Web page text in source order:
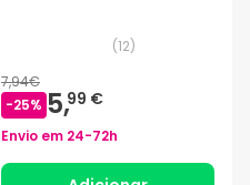
(12)
7,94€
-25% 5,99 €
Envio em 24-72h